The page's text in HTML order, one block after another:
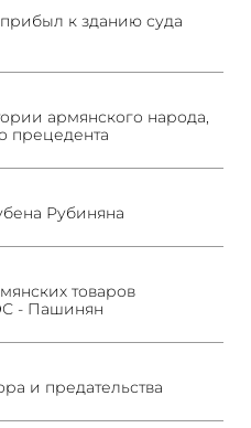
к зданию суда
армянского народа,
прецедента
Рубиняна
товаров
- Пашинян
и предательства